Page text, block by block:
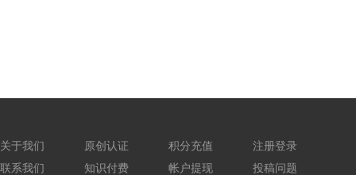
关于我们
联系我们
原创认证
知识付费
积分充值
帐户提现
注册登录
投稿问题